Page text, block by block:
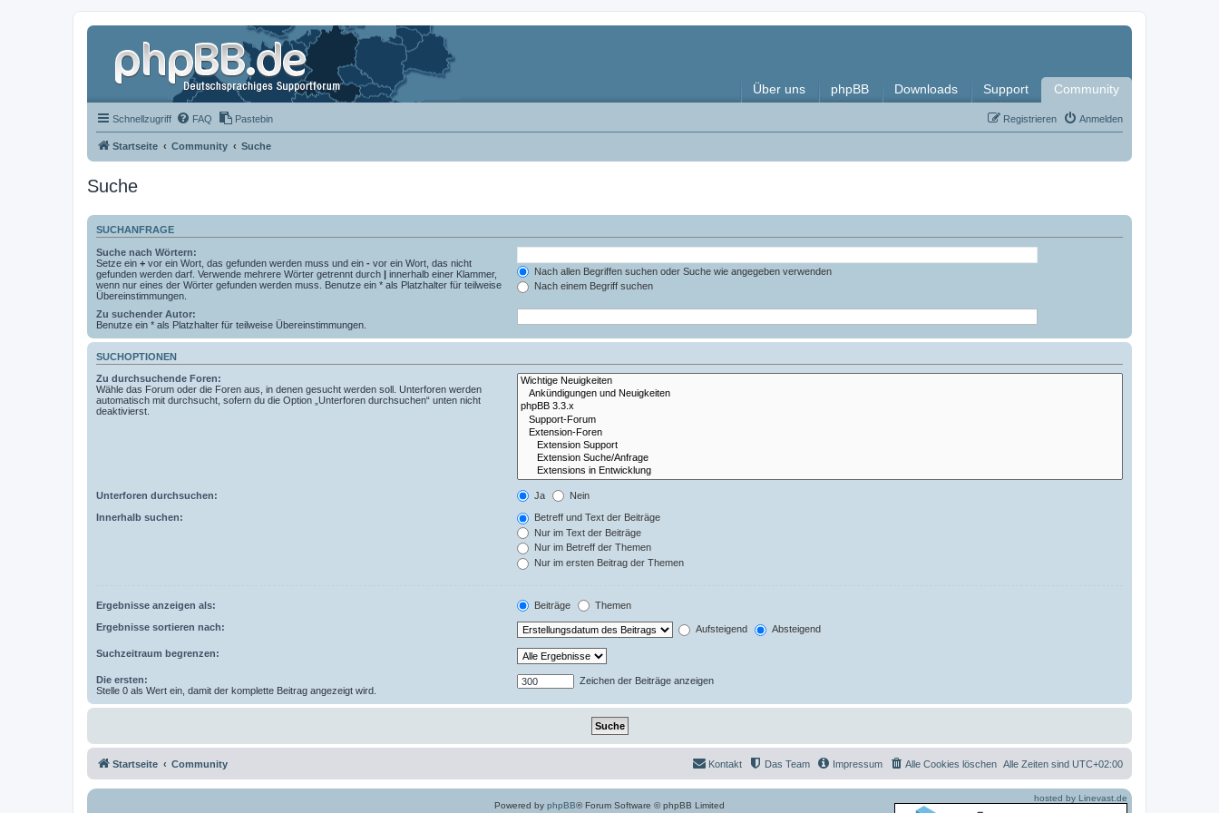
Über uns phpBB Downloads Support Community
Schnellzugriff FAQ Pastebin Anmelden
Registrieren
Startseite Community Suche
Suche
SUCHANFRAGE
Suche nach Wörtern:
Setze ein + vor ein Wort, das gefunden werden muss und ein - vor ein Wort, das nicht
gefunden werden darf. Verwende mehrere Wörter getrennt durch | innerhalb einer Klammer,
wenn nur eines der Wörter gefunden werden muss. Benutze ein * als Platzhalter für teilweise
Übereinstimmungen.
Nach allen Begriffen suchen oder Suche wie angegeben verwenden
Nach einem Begriff suchen
Zu suchender Autor:
Benutze ein * als Platzhalter für teilweise Übereinstimmungen.
SUCHOPTIONEN
Zu durchsuchende Foren:
Wähle das Forum oder die Foren aus, in denen gesucht werden soll. Unterforen werden
automatisch mit durchsucht, sofern du die Option „Unterforen durchsuchen“ unten nicht
deaktivierst.
Unterforen durchsuchen: Ja Nein
Innerhalb suchen:
Betreff und Text der Beiträge
Nur im Text der Beiträge
Nur im Betreff der Themen
Nur im ersten Beitrag der Themen
Ergebnisse anzeigen als: Beiträge Themen
Ergebnisse sortieren nach: Aufsteigend Absteigend
Suchzeitraum begrenzen:
Die ersten:
Stelle 0 als Wert ein, damit der komplette Beitrag angezeigt wird.
Zeichen der Beiträge anzeigen
Startseite Community Alle Zeiten sind UTC+02:00
Alle Cookies löschen
Impressum
Das Team
Kontakt
Powered by phpBB® Forum Software © phpBB Limited
hosted by Linevast.de